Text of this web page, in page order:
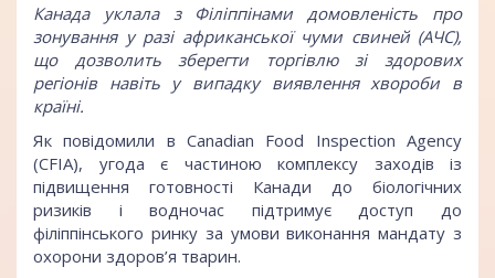
Канада уклала з Філіппінами домовленість про
зонування у разі африканської чуми свиней (АЧС),
що дозволить зберегти торгівлю зі здорових
регіонів навіть у випадку виявлення хвороби в
країні.
Як повідомили в Canadian Food Inspection Agency
(CFIA), угода є частиною комплексу заходів із
підвищення готовності Канади до біологічних
ризиків і водночас підтримує доступ до
філіппінського ринку за умови виконання мандату з
охорони здоров’я тварин.